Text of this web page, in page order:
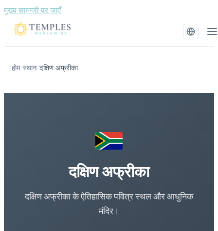
मुख्य सामग्री पर जाएँ
होम/स्थान/दक्षिण अफ्रीका
दक्षिण अफ्रीका
दक्षिण अफ्रीका के ऐतिहासिक पवित्र स्थल और आधुनिक
मंदिर।